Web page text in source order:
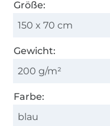
Größe:
150 x 70 cm
Gewicht:
200 g/m²
Farbe:
blau